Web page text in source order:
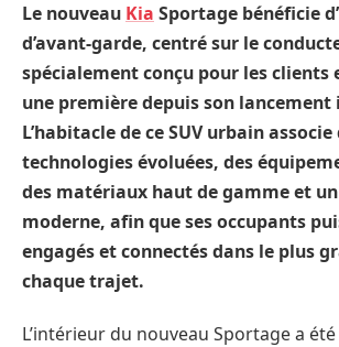
Le nouveau Kia Sportage bénéficie
d’avant-garde, centré sur le
spécialement conçu pour les clients
une première depuis son lancement
L’habitacle de ce SUV urbain associe
technologies évoluées, des
des matériaux haut de gamme et
moderne, afin que ses occupants
engagés et connectés dans le plus
chaque trajet.
L’intérieur du nouveau Sportage a